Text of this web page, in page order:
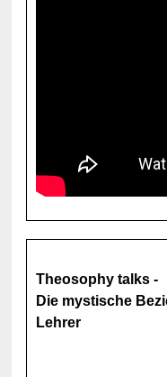
Theosophy talks -
Die mystische
Lehrer